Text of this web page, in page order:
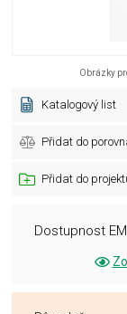
Obrázky
Katalogový list
Přidat do
Přidat do
Dostupnost